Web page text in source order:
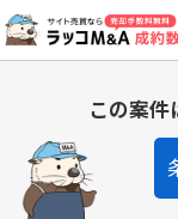
この案件